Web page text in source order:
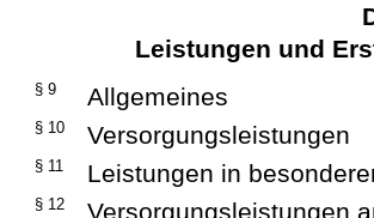
Leistungen und
§ 9 Allgemeines
§ 10 Versorgungsleistungen
§ 11 Leistungen in
§ 12 Versorgungsleistungen